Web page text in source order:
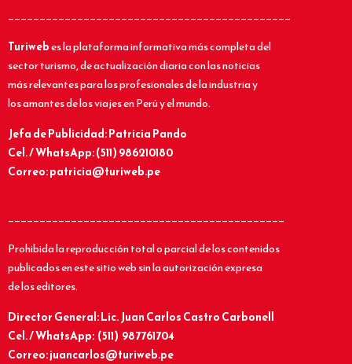
_____________________________________________
Turiwebes la plataforma informativa más completa del
sector turismo, de actualización diaria con las noticias
más relevantes para los profesionales de la industria y
los amantes de los viajes en Perú y el mundo.
Jefa de Publicidad: Patricia Pando
Cel. / WhatsApp: (511) 986210180
Correo: patricia@turiweb.pe
____________________________________________
Prohibida la reproducción total o parcial de los contenidos
publicados en este sitio web sin la autorización expresa
de los editores.
Director General: Lic.Juan Carlos Castro Carbonell
Cel. / WhatsApp: (511) 987761704
Correo: juancarlos@turiweb.pe